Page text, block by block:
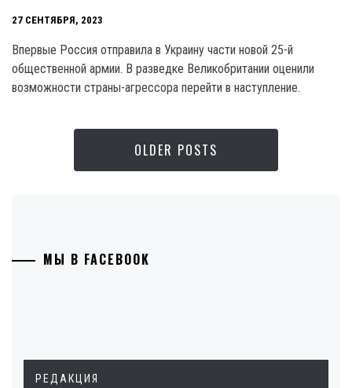
27 СЕНТЯБРЯ, 2023
Впервые Россия отправила в Украину части новой 25-й
общественной армии. В разведке Великобритании оценили
возможности страны-агрессора перейти в наступление.
OLDER POSTS
МЫ В FACEBOOK
РЕДАКЦИЯ